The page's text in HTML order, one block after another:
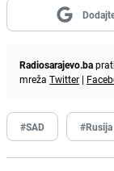
Radiosarajevo.ba
mreža Twitter |
#SAD #Rusija